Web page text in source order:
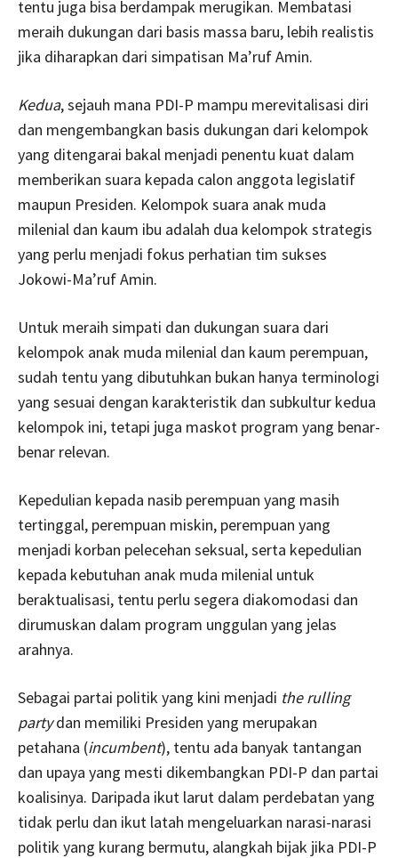
tentu juga bisa berdampak merugikan. Membatasi
meraih dukungan dari basis massa baru, lebih realistis
jika diharapkan dari simpatisan Ma’ruf Amin.
Kedua, sejauh mana PDI-P mampu merevitalisasi diri
dan mengembangkan basis dukungan dari kelompok
yang ditengarai bakal menjadi penentu kuat dalam
memberikan suara kepada calon anggota legislatif
maupun Presiden. Kelompok suara anak muda
milenial dan kaum ibu adalah dua kelompok strategis
yang perlu menjadi fokus perhatian tim sukses
Jokowi-Ma’ruf Amin.
Untuk meraih simpati dan dukungan suara dari
kelompok anak muda milenial dan kaum perempuan,
sudah tentu yang dibutuhkan bukan hanya terminologi
yang sesuai dengan karakteristik dan subkultur kedua
kelompok ini, tetapi juga maskot program yang benar-
benar relevan.
Kepedulian kepada nasib perempuan yang masih
tertinggal, perempuan miskin, perempuan yang
menjadi korban pelecehan seksual, serta kepedulian
kepada kebutuhan anak muda milenial untuk
beraktualisasi, tentu perlu segera diakomodasi dan
dirumuskan dalam program unggulan yang jelas
arahnya.
Sebagai partai politik yang kini menjadi the rulling
partydan memiliki Presiden yang merupakan
petahana (incumbent), tentu ada banyak tantangan
dan upaya yang mesti dikembangkan PDI-P dan partai
koalisinya. Daripada ikut larut dalam perdebatan yang
tidak perlu dan ikut latah mengeluarkan narasi-narasi
politik yang kurang bermutu, alangkah bijak jika PDI-P